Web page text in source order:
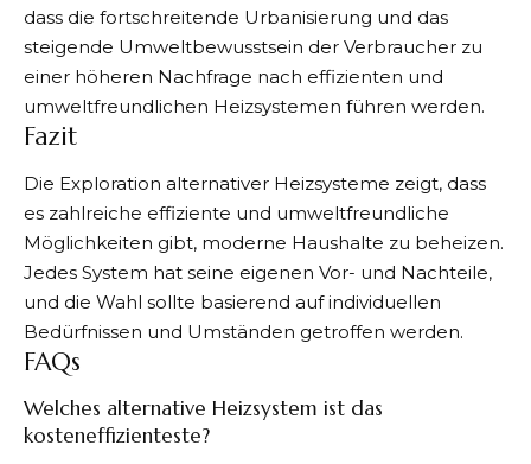
dass die fortschreitende Urbanisierung und das
steigende Umweltbewusstsein der Verbraucher zu
einer höheren Nachfrage nach effizienten und
umweltfreundlichen Heizsystemen führen werden.
Fazit
Die Exploration alternativer Heizsysteme zeigt, dass
es zahlreiche effiziente und umweltfreundliche
Möglichkeiten gibt, moderne Haushalte zu beheizen.
Jedes System hat seine eigenen Vor- und Nachteile,
und die Wahl sollte basierend auf individuellen
Bedürfnissen und Umständen getroffen werden.
FAQs
Welches alternative Heizsystem ist das
kosteneffizienteste?